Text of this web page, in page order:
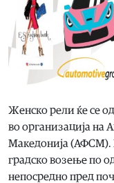
Женско рели ќе се
во организација на
Македонија (АФСМ).
градско возење по
непосредно пред